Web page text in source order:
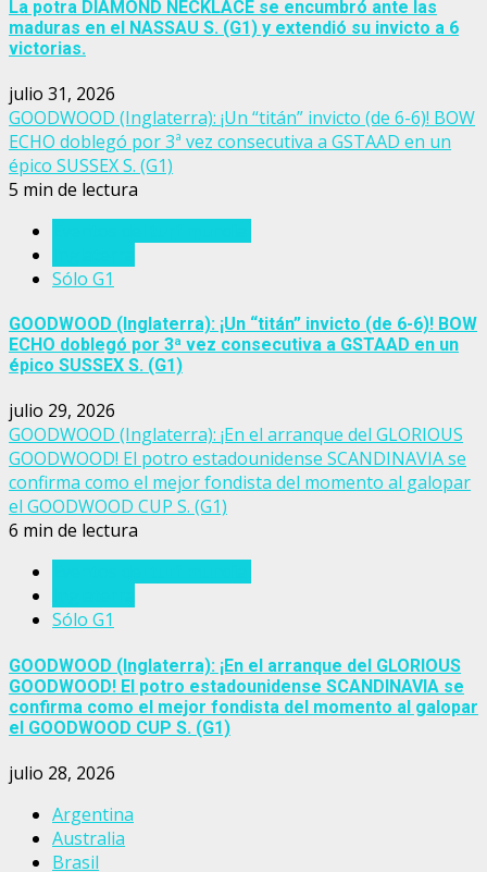
La potra DIAMOND NECKLACE se encumbró ante las
maduras en el NASSAU S. (G1) y extendió su invicto a 6
victorias.
julio 31, 2026
GOODWOOD (Inglaterra): ¡Un “titán” invicto (de 6-6)! BOW
ECHO doblegó por 3ª vez consecutiva a GSTAAD en un
épico SUSSEX S. (G1)
5 min de lectura
Sólo G1
GOODWOOD (Inglaterra): ¡Un “titán” invicto (de 6-6)! BOW
ECHO doblegó por 3ª vez consecutiva a GSTAAD en un
épico SUSSEX S. (G1)
julio 29, 2026
GOODWOOD (Inglaterra): ¡En el arranque del GLORIOUS
GOODWOOD! El potro estadounidense SCANDINAVIA se
confirma como el mejor fondista del momento al galopar
el GOODWOOD CUP S. (G1)
6 min de lectura
Sólo G1
GOODWOOD (Inglaterra): ¡En el arranque del GLORIOUS
GOODWOOD! El potro estadounidense SCANDINAVIA se
confirma como el mejor fondista del momento al galopar
el GOODWOOD CUP S. (G1)
julio 28, 2026
Argentina
Australia
Brasil